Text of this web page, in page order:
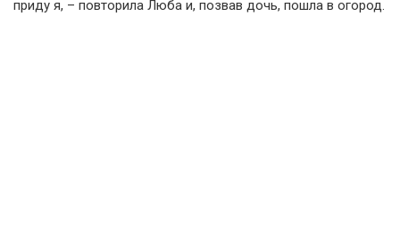
приду я, – повторила Люба и, позвав дочь, пошла в огород.